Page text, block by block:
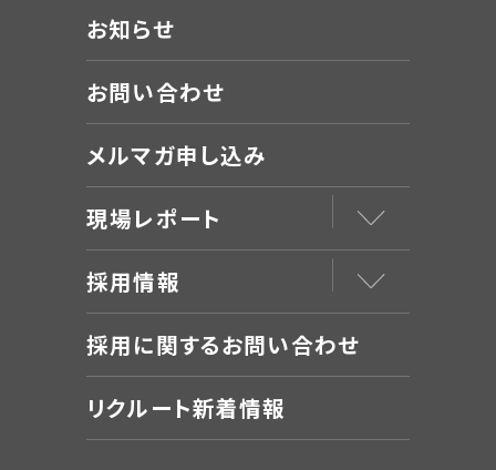
お知らせ
お問い合わせ
メルマガ申し込み
現場レポート
採用情報
採用に関するお問い合わせ
リクルート新着情報